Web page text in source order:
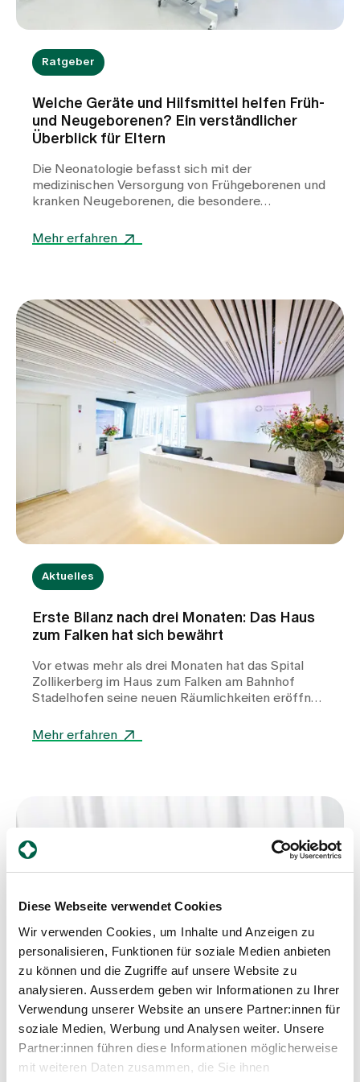
Diese Webseite verwendet Cookies
Wir verwenden Cookies, um Inhalte und Anzeigen zu
personalisieren, Funktionen für soziale Medien anbieten
zu können und die Zugriffe auf unsere Website zu
analysieren. Ausserdem geben wir Informationen zu Ihrer
Verwendung unserer Website an unsere Partner:innen für
soziale Medien, Werbung und Analysen weiter. Unsere
Partner:innen führen diese Informationen möglicherweise
mit weiteren Daten zusammen, die Sie ihnen
Ratgeber
Welche Geräte und Hilfsmittel helfen Früh-
und Neugeborenen? Ein verständlicher
Überblick für Eltern
Die Neonatologie befasst sich mit der
medizinischen Versorgung von Frühgeborenen und
kranken Neugeborenen, die besondere
Neonatologie am Spital Zollikerberg werden
lebenswichtige Funktionen zu stabilisieren, die
Entwicklung zu unterstützen und den kleinen
Patientinnen und Patienten einen bestmöglichen
Start ins Leben zu ermöglichen.
Mehr erfahren
Aktuelles
Erste Bilanz nach drei Monaten: Das Haus
zum Falken hat sich bewährt
Vor etwas mehr als drei Monaten hat das Spital
Zollikerberg im Haus zum Falken am Bahnhof
Stadelhofen seine neuen Räumlichkeiten eröffnet.
die Plastische Chirurgie Zürich sowie das
Brustzentrum Zollikerberg unter einem Dach – in
Standorts war es, etablierte medizinische
interdisziplinäre Zusammenarbeit weiter zu
stärken und Patientinnen und Patienten eine
moderne, gut erreichbare ambulante Versorgung
zu bieten. Drei Monate nach dem Start ziehen die
Mehr erfahren
Ratgeber